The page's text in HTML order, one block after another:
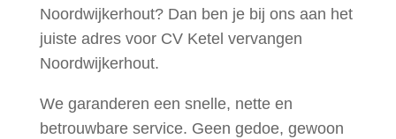
Noordwijkerhout? Dan ben je bij ons aan het
juiste adres voor CV Ketel vervangen
Noordwijkerhout.
We garanderen een snelle, nette en
betrouwbare service. Geen gedoe, gewoon